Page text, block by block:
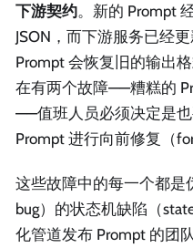
下游契约。新的 Prompt
JSON，而下游服务已经
Prompt 会恢复旧的输出
在有两个故障——糟糕的
——值班人员必须决定是
Prompt 进行向前修复（
这些故障中的每一个都是
bug）的状态机缺陷（
化管道发布 Prompt 的团